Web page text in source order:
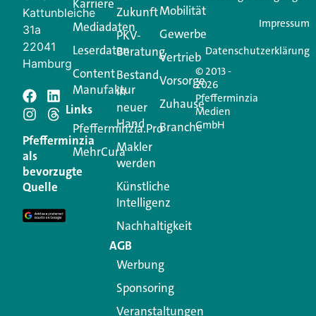
Jetzt anmelden
Schreiben Sie einen
Kommentar
Ihre E-Mail-Adresse wird nicht veröffentlicht.
Erforderliche Felder sind mit
Kommentar
Kattunbleiche
31a
22041
Hamburg
Pfefferminzia
als
bevorzugte
Quelle
Karriere
Mediadaten
Leserdaten
Content
Manufaktur
Links
Pfefferminzia.Pro
MehrCura
Zukunft
PKV-
Beratung
Bestand
in
neuer
Hand
Makler
werden
Künstliche
Intelligenz
Nachhaltigkeit
AGB
Werbung
Sponsoring
Veranstaltungen
Mobilität
Gewerbe
Vertrieb
Vorsorge
Zuhause
Branche
© 2013 -
2026
Pfefferminzia
Medien
GmbH
Impressum
Datenschutzerklärung